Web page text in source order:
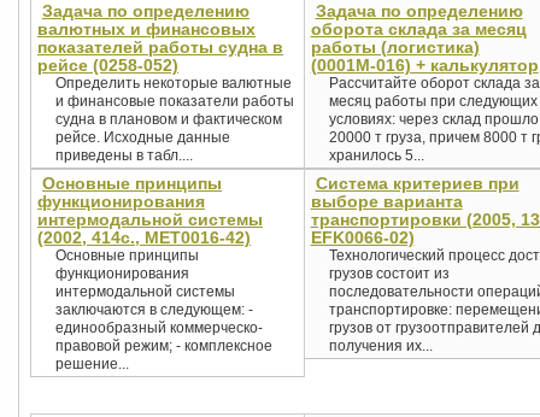
Задача по определению
валютных и финансовых
показателей работы судна в
рейсе (0258-052)
Определить некоторые валютные
и финансовые показатели работы
судна в плановом и фактическом
рейсе. Исходные данные
приведены в табл....
Задача по определению
оборота склада за месяц
работы (логистика)
(0001М-016) + калькулятор
Рассчитайте оборот склада за
месяц работы при следующих
условиях: через склад прошло
20000 т груза, причем 8000 т
хранилось 5...
Основные принципы
функционирования
интермодальной системы
(2002, 414с., MET0016-42)
Основные принципы
функционирования
интермодальной системы
заключаются в следующем: -
единообразный коммерческо-
правовой режим; - комплексное
решение...
Система критериев при
выборе варианта
транспортировки (2005,
EFK0066-02)
Технологический процесс
грузов состоит из
последовательности
транспортировке:
грузов от грузоотправителей
получения их...